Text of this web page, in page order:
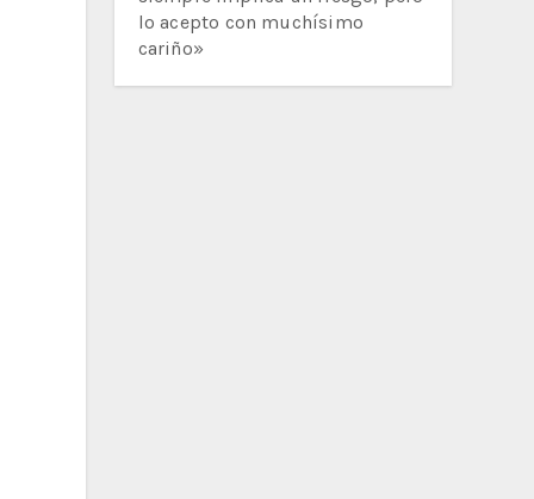
lo acepto con muchísimo
cariño»